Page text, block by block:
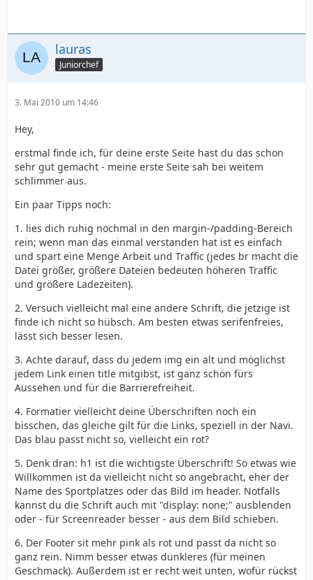
  border-top:2px solid black;}
lauras
Juniorchef
3. Mai 2010 um 14:46
Hey,
erstmal finde ich, für deine erste Seite hast du das schon
sehr gut gemacht - meine erste Seite sah bei weitem
schlimmer aus.
Ein paar Tipps noch:
1. lies dich ruhig nochmal in den margin-/padding-Bereich
rein; wenn man das einmal verstanden hat ist es einfach
und spart eine Menge Arbeit und Traffic (jedes br macht die
Datei größer, größere Dateien bedeuten höheren Traffic
und größere Ladezeiten).
2. Versuch vielleicht mal eine andere Schrift, die jetzige ist
finde ich nicht so hübsch. Am besten etwas serifenfreies,
lässt sich besser lesen.
3. Achte darauf, dass du jedem img ein alt und möglichst
jedem Link einen title mitgibst, ist ganz schön fürs
Aussehen und für die Barrierefreiheit.
4. Formatier vielleicht deine Überschriften noch ein
bisschen, das gleiche gilt für die Links, speziell in der Navi.
Das blau passt nicht so, vielleicht ein rot?
5. Denk dran: h1 ist die wichtigste Überschrift! So etwas wie
Willkommen ist da vielleicht nicht so angebracht, eher der
Name des Sportplatzes oder das Bild im header. Notfalls
kannst du die Schrift auch mit "display: none;" ausblenden
oder - für Screenreader besser - aus dem Bild schieben.
6. Der Footer sit mehr pink als rot und passt da nicht so
ganz rein. Nimm besser etwas dunkleres (für meinen
Geschmack). Außerdem ist er recht weit unten, wofür rückst